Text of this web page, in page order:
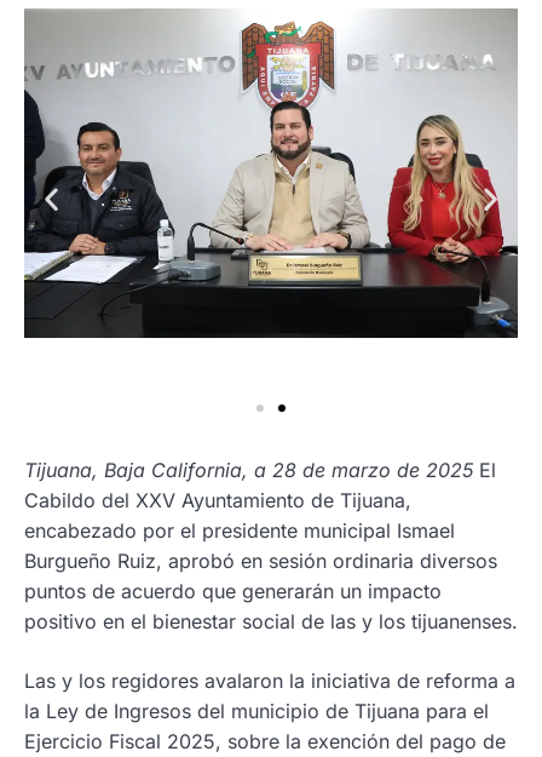
Tijuana, Baja California, a 28 de marzo de 2025 El
Cabildo del XXV Ayuntamiento de Tijuana,
encabezado por el presidente municipal Ismael
Burgueño Ruiz, aprobó en sesión ordinaria diversos
puntos de acuerdo que generarán un impacto
positivo en el bienestar social de las y los tijuanenses.
Las y los regidores avalaron la iniciativa de reforma a
la Ley de Ingresos del municipio de Tijuana para el
Ejercicio Fiscal 2025, sobre la exención del pago de